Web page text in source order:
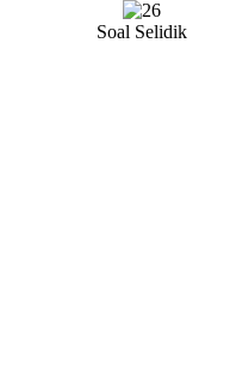
Soal Selidik